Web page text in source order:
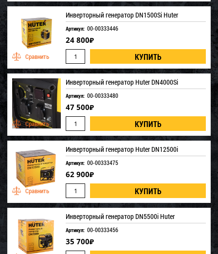
Инверторный генератор DN1500Si Huter
Артикул: 00-00333446
24 800₽
Инверторный генератор Huter DN4000Si
Артикул: 00-00333480
47 500₽
Инверторный генератор Huter DN12500i
Артикул: 00-00333475
62 900₽
Инверторный генератор DN5500i Huter
Артикул: 00-00333456
35 700₽